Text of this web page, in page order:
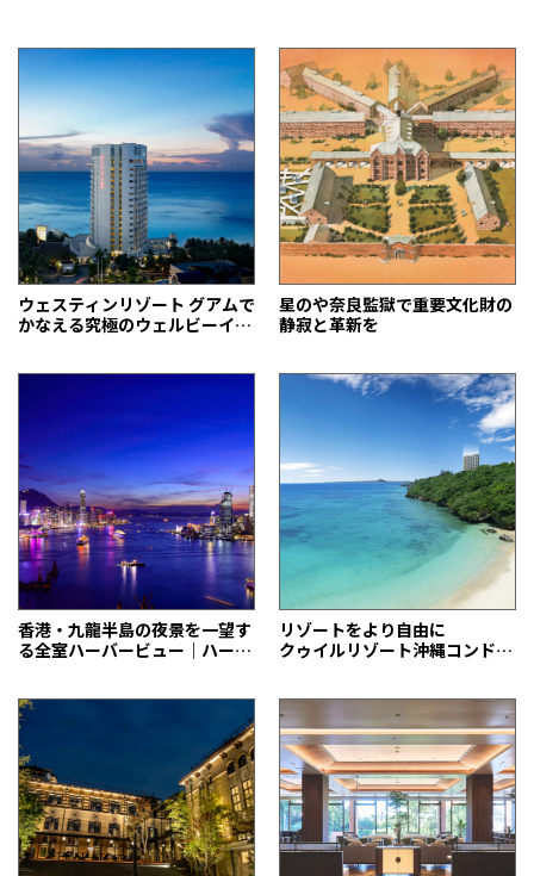
いる。
ウェスティンリゾート グアムで
かなえる究極のウェルビーイン
星のや奈良監獄で重要文化財の
静寂と革新を
香港・九龍半島の夜景を一望す
る全室ハーバービュー｜ハー
リゾートをより自由に
クゥイルリゾート沖縄コンドミ